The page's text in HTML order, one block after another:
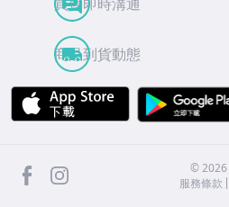
商品到貨動態
APP Store
facebook ©2026
服務條款